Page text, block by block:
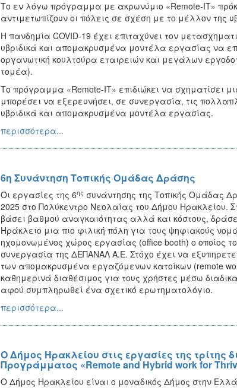
Το εν λόγω πρόγραμμα με ακρωνύμιο «Remote-IT»
αντιμετωπίζουν οι πόλεις σε σχέση με το μέλλον της
Η πανδημία COVID-19 έχει επιταχύνει τον
υβριδικά και απομακρυσμένα μοντέλα εργασίας να
οργανωτική κουλτούρα εταιρειών και μεγάλων
τομέα).
Το πρόγραμμα «Remote-IT» επιδιώκει να σχηματίσει
μπορέσει να εξερευνήσει, σε συνεργασία, τις
υβριδικά και απομακρυσμένα μοντέλα εργασίας.
περισσότερα...
6η Συνάντηση Τοπικής Ομάδας Δράσης
Οι εργασίες της 6ης συνάντησης της Τοπικής Ομάδας
2025 στο Πολύκεντρο Νεολαίας του Δήμου Ηρακλείου.
βάσει βαθμού αναγκαιότητας αλλά και κόστους,
Ηράκλειο μια πιο φιλική πόλη για τους ψηφιακούς
ηχομονωμένος χώρος εργασίας (office booth) o οποίος
συνεργασία της ΔΕΠΑΝΑΛ Α.Ε. Στόχο έχει να
των απομακρυσμένα εργαζόμενων κατοίκων (remote
καθημερινά διαθέσιμος για τους χρήστες μέσω
αφού συμπληρωθεί ένα σχετικό ερωτηματολόγιο.
περισσότερα...
Ο Δήμος Ηρακλείου στις εργασίες της τρίτης
Προγράμματος «Remote and Hybrid work for
Ο Δήμος Ηρακλείου είναι ο μοναδικός Δήμος στην